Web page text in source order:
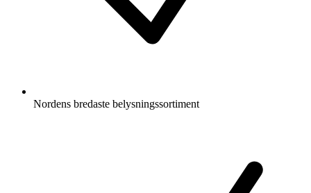
Nordens bredaste belysningssortiment